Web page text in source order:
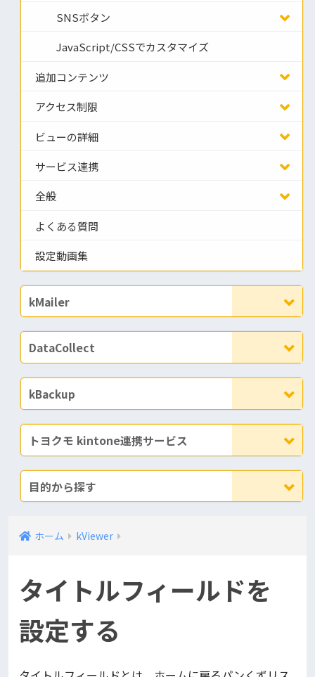
SNSボタン
JavaScript/CSSでカスタマイズ
追加コンテンツ
アクセス制限
ビューの詳細
サービス連携
全般
よくある質問
設定動画集
kMailer
DataCollect
kBackup
トヨクモ kintone連携サービス
目的から探す
ホーム kViewer
タイトルフィールドを
設定する